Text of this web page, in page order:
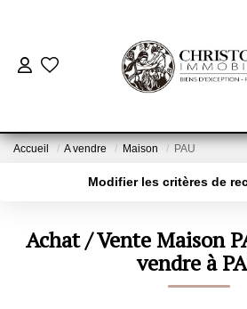
ACHETER
BIENS
NOTRE
Qui Sommes-
Accueil A vendre Maison PAU
Modifier les critères de
Budget
Achat / Vente Maison
vendre à